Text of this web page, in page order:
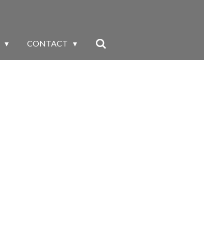
CONTACT